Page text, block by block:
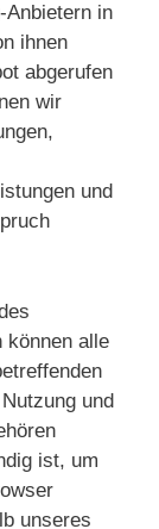
Anbietern in
ihnen
abgerufen
wir
und
können alle
und
ist, um
unseres